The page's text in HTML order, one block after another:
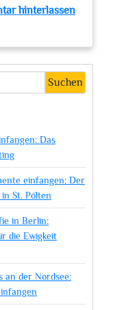
hinterlassen
Suchen
Das
einfangen: Der
St. Pölten
in Berlin:
die Ewigkeit
an der Nordsee: